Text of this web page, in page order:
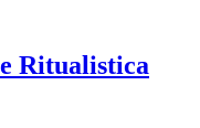
Ritualistica